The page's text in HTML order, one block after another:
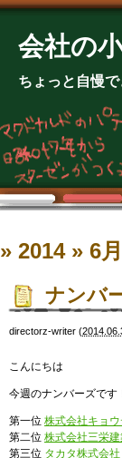
会社の
ちょっと自慢
» 2014 » 6月
ナンバ
directorz-writer (
こんにちは
今週のナンバーズです
第一位 株式会社キョウ
第二位 株式会社三栄
第三位 タカタ株式会社